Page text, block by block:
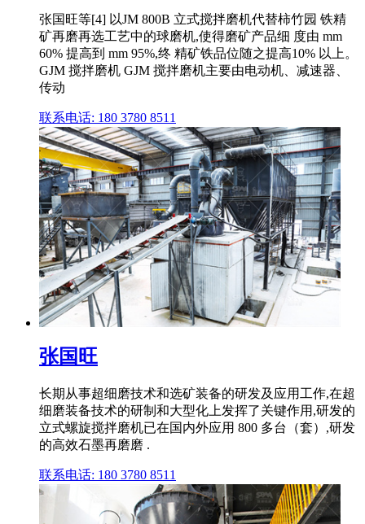
张国旺等[4] 以JM 800B 立式搅拌磨机代替柿竹园 铁精
矿再磨再选工艺中的球磨机,使得磨矿产品细 度由 mm
60% 提高到 mm 95%,终 精矿铁品位随之提高10% 以上。
GJM 搅拌磨机 GJM 搅拌磨机主要由电动机、减速器、
传动
联系电话: 180 3780 8511
张国旺
长期从事超细磨技术和选矿装备的研发及应用工作,在超
细磨装备技术的研制和大型化上发挥了关键作用,研发的
立式螺旋搅拌磨机已在国内外应用 800 多台（套）,研发
的高效石墨再磨磨 .
联系电话: 180 3780 8511